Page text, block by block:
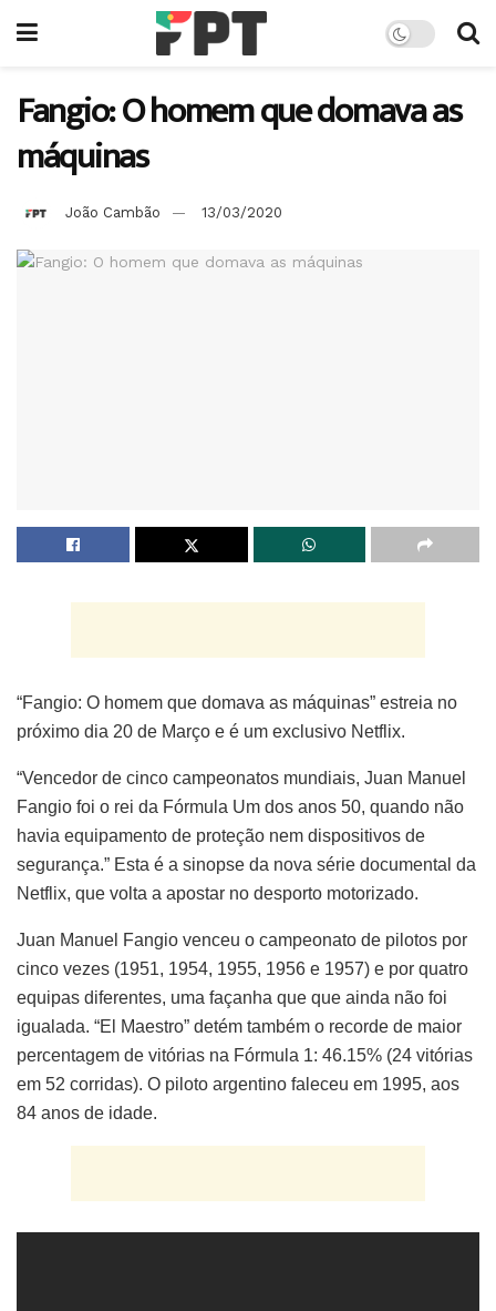
Fangio: O homem que domava as
máquinas
João Cambão 13/03/2020
“Fangio: O homem que domava as máquinas” estreia no
próximo dia 20 de Março e é um exclusivo Netflix.
“Vencedor de cinco campeonatos mundiais, Juan Manuel
Fangio foi o rei da Fórmula Um dos anos 50, quando não
havia equipamento de proteção nem dispositivos de
segurança.” Esta é a sinopse da nova série documental da
Netflix, que volta a apostar no desporto motorizado.
Juan Manuel Fangio venceu o campeonato de pilotos por
cinco vezes (1951, 1954, 1955, 1956 e 1957) e por quatro
equipas diferentes, uma façanha que que ainda não foi
igualada. “El Maestro” detém também o recorde de maior
percentagem de vitórias na Fórmula 1: 46.15% (24 vitórias
em 52 corridas). O piloto argentino faleceu em 1995, aos
84 anos de idade.